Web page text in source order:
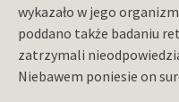
wykazało w jego
poddano także badaniu
zatrzymali
Niebawem poniesie on